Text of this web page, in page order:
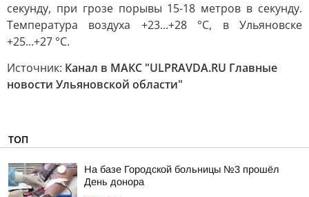
секунду, при грозе порывы 15-18 метров в секунду.
Температура воздуха +23...+28 °С, в Ульяновске
+25...+27 °С.
Источник: Канал в МАКС "ULPRAVDA.RU Главные
новости Ульяновской области"
ТОП
На базе Городской больницы №3 прошёл
День донора